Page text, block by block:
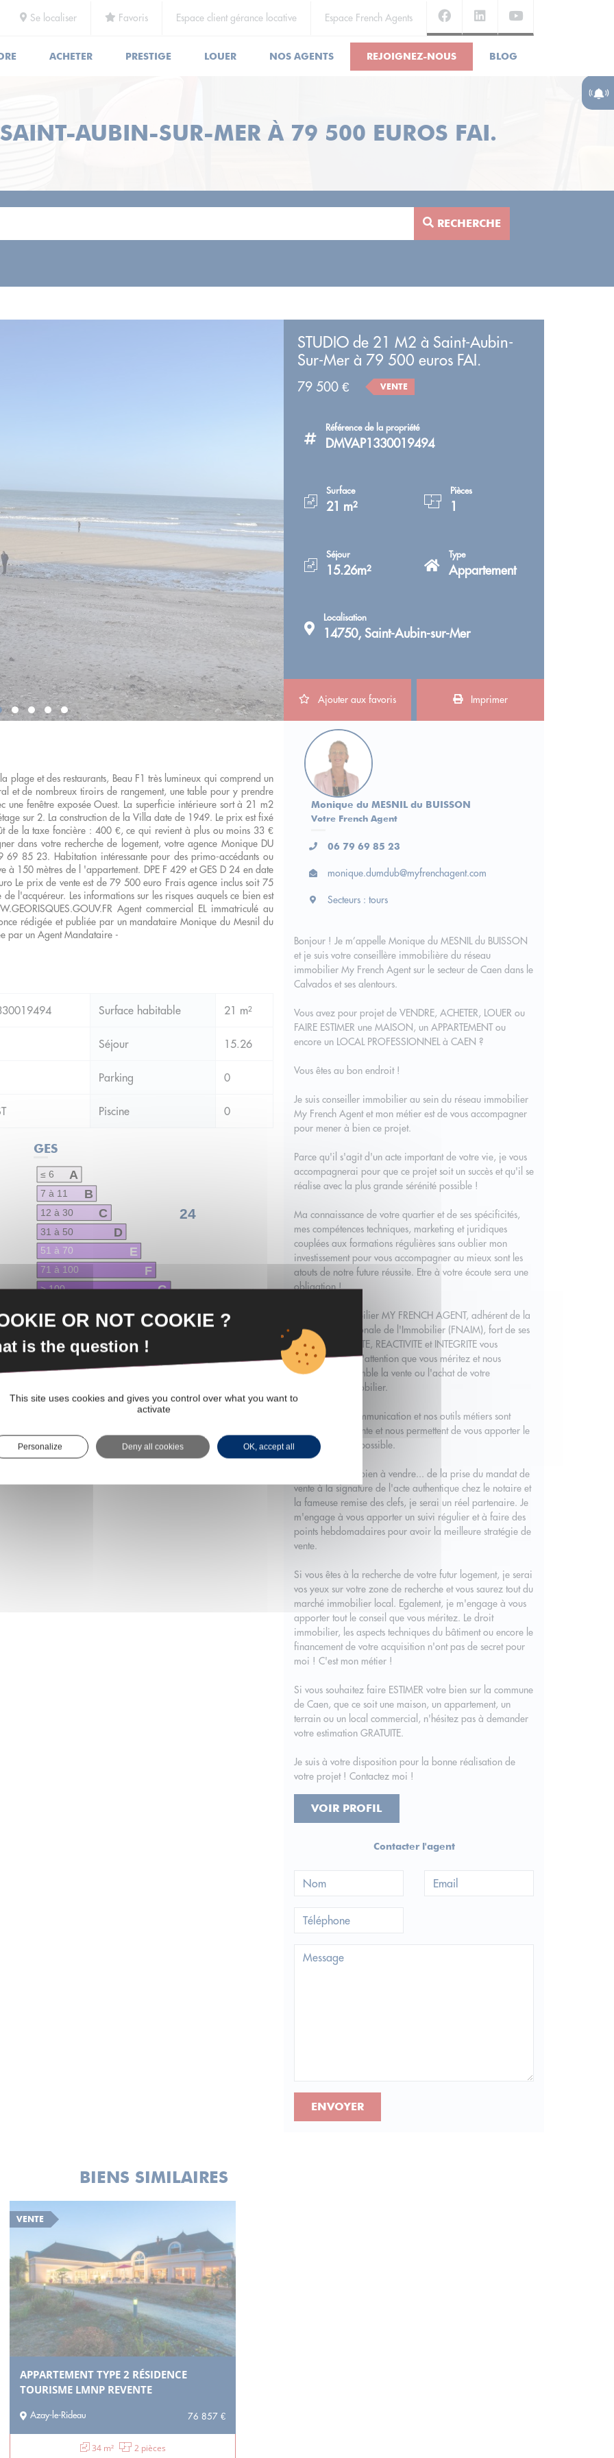
Se localiser Favoris Espace client gérance locative Espace French Agents
ACHETER PRESTIGE LOUER NOS AGENTS REJOIGNEZ-NOUS BLOG
AUBIN-SUR-MER À 79 500 EUROS FAI.
RECHERCHE
STUDIO de 21 M2 à Saint-Aubin-
Sur-Mer à 79 500 euros FAI.
79 500 € VENTE
Référence de la propriété
DMVAP1330019494
Surface
21 m²
Pièces
1
Séjour
15.26m²
Type
Appartement
Localisation
14750, Saint-Aubin-sur-Mer
Ajouter aux favoris Imprimer
et des restaurants, Beau F1 très lumineux qui comprend un
et de nombreux tiroirs de rangement, une table pour y prendre
une fenêtre exposée Ouest. La superficie intérieure sort à 21 m2
sur 2. La construction de la Villa date de 1949. Le prix est fixé
la taxe foncière : 400 €, ce qui revient à plus ou moins 33 €
dans votre recherche de logement, votre agence Monique DU
69 85 23. Habitation intéressante pour des primo-accédants ou
à 150 mètres de l 'appartement. DPE F 429 et GES D 24 en date
Le prix de vente est de 79 500 euro Frais agence inclus soit 75
l'acquéreur. Les informations sur les risques auquels ce bien est
Agent commercial EL immatriculé au
rédigée et publiée par un mandataire Monique du Mesnil du
par un Agent Mandataire -
Surface habitable 21 m²
Séjour 15.26
Parking 0
Piscine 0
GES
A
≤ 6
B
7 à 11
24
C
12 à 30
D
31 à 50
E
51 à 70
F
71 à 100
G
> 100
Monique du MESNIL du BUISSON
Votre French Agent
06 79 69 85 23
monique.dumdub@myfrenchagent.com
Secteurs : tours
Bonjour ! Je m’appelle Monique du MESNIL du BUISSON
et je suis votre conseillère immobilière du réseau
immobilier My French Agent sur le secteur de Caen dans le
Calvados et ses alentours.
Vous avez pour projet de VENDRE, ACHETER, LOUER ou
FAIRE ESTIMER une MAISON, un APPARTEMENT ou
encore un LOCAL PROFESSIONNEL à CAEN ?
Vous êtes au bon endroit !
Je suis conseiller immobilier au sein du réseau immobilier
My French Agent et mon métier est de vous accompagner
pour mener à bien ce projet.
Parce qu'il s'agit d'un acte important de votre vie, je vous
accompagnerai pour que ce projet soit un succès et qu'il se
réalise avec la plus grande sérénité possible !
Ma connaissance de votre quartier et de ses spécificités,
mes compétences techniques, marketing et juridiques
couplées aux formations régulières sans oublier mon
investissement pour vous accompagner au mieux sont les
atouts de notre future réussite. Etre à votre écoute sera une
obligation !
Le réseau immobilier MY FRENCH AGENT, adhérent de la
Fédération Nationale de l'Immobilier (FNAIM), fort de ses
valeurs PROXIMITE, REACTIVITE et INTEGRITE vous
apportera toute l'attention que vous méritez et nous
réaliserons ensemble la vente ou l'achat de votre
patrimoine immobilier.
Nos outils de communication et nos outils métiers sont
toujours à la pointe et nous permettent de vous apporter le
meilleur service possible.
Si vous avez un bien à vendre... de la prise du mandat de
vente à la signature de l'acte authentique chez le notaire et
la fameuse remise des clefs, je serai un réel partenaire. Je
m'engage à vous apporter un suivi régulier et à faire des
points hebdomadaires pour avoir la meilleure stratégie de
vente.
Si vous êtes à la recherche de votre futur logement, je serai
vos yeux sur votre zone de recherche et vous saurez tout du
marché immobilier local. Egalement, je m'engage à vous
apporter tout le conseil que vous méritez. Le droit
immobilier, les aspects techniques du bâtiment ou encore le
financement de votre acquisition n'ont pas de secret pour
moi ! C'est mon métier !
Si vous souhaitez faire ESTIMER votre bien sur la commune
de Caen, que ce soit une maison, un appartement, un
terrain ou un local commercial, n'hésitez pas à demander
votre estimation GRATUITE.
Je suis à votre disposition pour la bonne réalisation de
votre projet ! Contactez moi !
VOIR PROFIL
Contacter l'agent
ENVOYER
BIENS SIMILAIRES
VENTE
APPARTEMENT TYPE 2 RÉSIDENCE
TOURISME LMNP REVENTE
Azay-le-Rideau 76 857 €
34 m² 2 pièces
OR NOT COOKIE ?
is the question !
This site uses cookies and gives you control over what you want to
activate
Personalize Deny all cookies OK, accept all